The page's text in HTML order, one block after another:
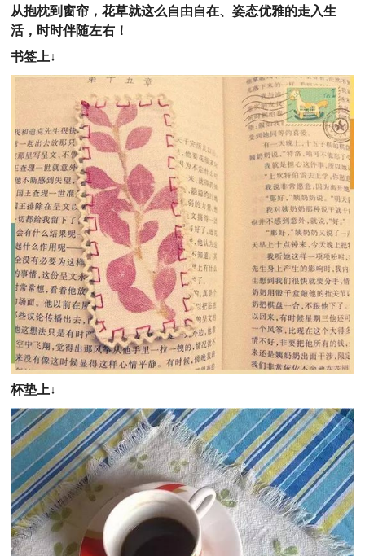
从抱枕到窗帘，花草就这么自由自在、姿态优雅的走入生
活，时时伴随左右！
书签上↓
杯垫上↓